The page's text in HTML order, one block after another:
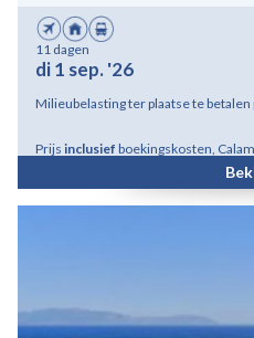
11 dagen
di 1 sep. '26
Milieubelasting ter plaatse te betalen
Prijs inclusief boekingskosten,